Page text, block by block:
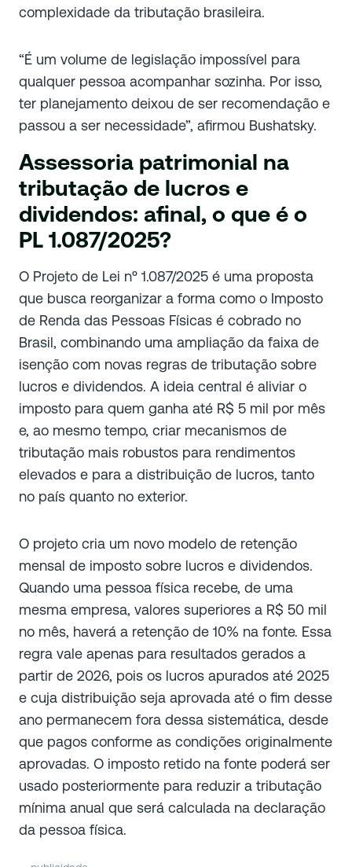
complexidade da tributação brasileira.
“É um volume de legislação impossível para
qualquer pessoa acompanhar sozinha. Por isso,
ter planejamento deixou de ser recomendação e
passou a ser necessidade”, afirmou Bushatsky.
Assessoria patrimonial na
tributação de lucros e
dividendos: afinal, o que é o
PL 1.087/2025?
O Projeto de Lei nº 1.087/2025 é uma proposta
que busca reorganizar a forma como o Imposto
de Renda das Pessoas Físicas é cobrado no
Brasil, combinando uma ampliação da faixa de
isenção com novas regras de tributação sobre
lucros e dividendos. A ideia central é aliviar o
imposto para quem ganha até R$ 5 mil por mês
e, ao mesmo tempo, criar mecanismos de
tributação mais robustos para rendimentos
elevados e para a distribuição de lucros, tanto
no país quanto no exterior.
O projeto cria um novo modelo de retenção
mensal de imposto sobre lucros e dividendos.
Quando uma pessoa física recebe, de uma
mesma empresa, valores superiores a R$ 50 mil
no mês, haverá a retenção de 10% na fonte. Essa
regra vale apenas para resultados gerados a
partir de 2026, pois os lucros apurados até 2025
e cuja distribuição seja aprovada até o fim desse
ano permanecem fora dessa sistemática, desde
que pagos conforme as condições originalmente
aprovadas. O imposto retido na fonte poderá ser
usado posteriormente para reduzir a tributação
mínima anual que será calculada na declaração
da pessoa física.